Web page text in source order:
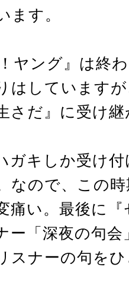
ます。
ヤング』は終
はしています
さだ』に受け
ガキしか受け
なので、この
痛い。最後に
ー「深夜の句
スナーの句を